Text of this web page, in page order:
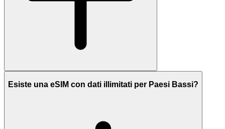
Esiste una eSIM con dati illimitati per Paesi Bassi?